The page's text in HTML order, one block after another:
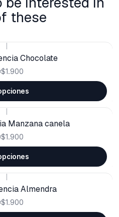
these
Chocolate
$1.900
Manzana canela
$1.900
Almendra
$1.900